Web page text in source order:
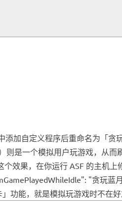
加自定义程序后重命名为「
是一个模拟用户玩游戏，从
效果，在你运行 ASF 的主机
"贪玩蓝
功能，就是模拟玩游戏时不在